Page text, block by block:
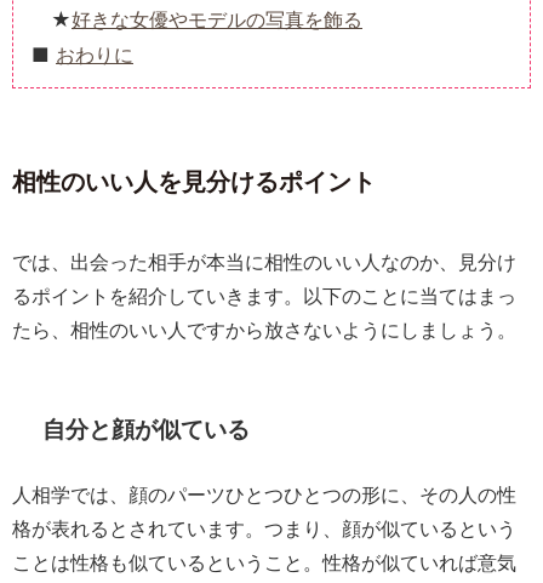
好きな女優やモデルの写真を飾る
おわりに
相性のいい人を見分けるポイント
では、出会った相手が本当に相性のいい人なのか、見分け
るポイントを紹介していきます。以下のことに当てはまっ
たら、相性のいい人ですから放さないようにしましょう。
自分と顔が似ている
人相学では、顔のパーツひとつひとつの形に、その人の性
格が表れるとされています。つまり、顔が似ているという
ことは性格も似ているということ。性格が似ていれば意気